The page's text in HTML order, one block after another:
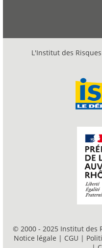
L'Institut des
© 2000 - 2025 Institut des
Notice légale | CGU |